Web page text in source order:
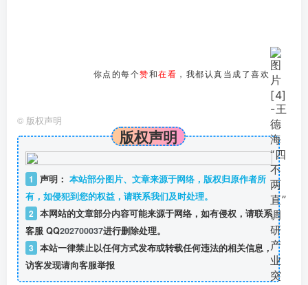
你点的每个赞和在看 ，我都认真当成了喜欢
© 版权声明
版权声明
1 声明： 本站部分图片、文章来源于网络，版权归原作者所
有，如侵犯到您的权益，请联系我们及时处理。
2 本网站的文章部分内容可能来源于网络，如有侵权，请联系
客服 QQ202700037进行删除处理。
3 本站一律禁止以任何方式发布或转载任何违法的相关信息，
访客发现请向客服举报